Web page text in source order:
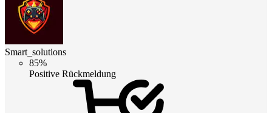
Smart_solutions
85%
Positive Rückmeldung